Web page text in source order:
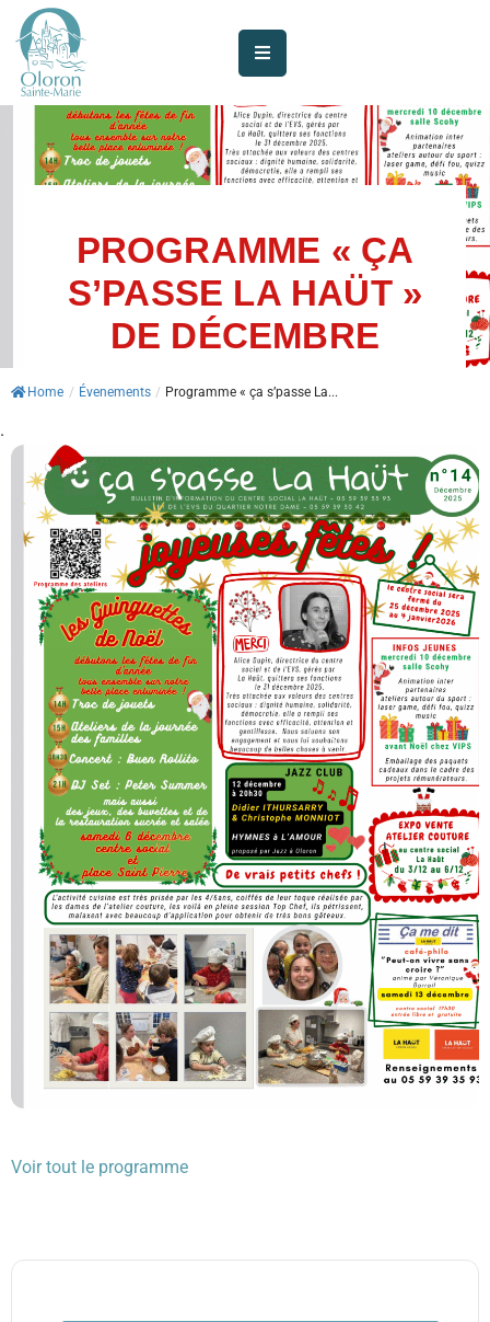
AUJOURD’HUI
OLORON
MUNICIPALE
JE
PARTICIPE
ACTUALITÉS
AGENDA
MES
DÉMARCHES
PAYER
MES
FACTURES
PROGRAMME « ÇA
S’PASSE LA HAÜT »
DE DÉCEMBRE
Home / Évenements / Programme « ça s’passe La...
.
Voir tout le programme